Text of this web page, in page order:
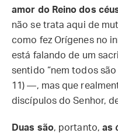
amor do Reino dos
não se trata aqui de
como fez Orígenes no
está falando de um
sentido “nem todos
11) —, mas que
discípulos do Senhor,
Duas são, portanto,as